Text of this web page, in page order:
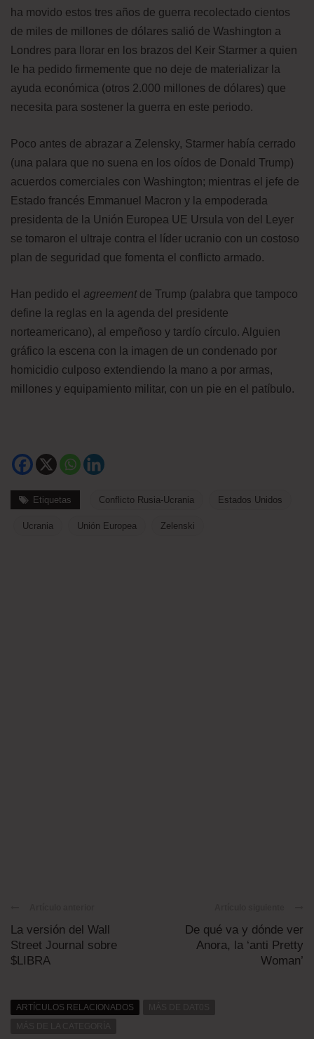
ha movido estos tres años de guerra recolectado cientos
de miles de millones de dólares salió de Washington a
Londres para llorar en los brazos del Keir Starmer a quien
le ha pedido firmemente que no deje de materializar la
ayuda económica (otros 2.000 millones de dólares) que
necesita para sostener la guerra en este periodo.
Poco antes de abrazar a Zelensky, Starmer había cerrado
(una palara que no suena en los oídos de Donald Trump)
acuerdos comerciales con Washington; mientras el jefe de
Estado francés Emmanuel Macron y la empoderada
presidenta de la Unión Europea UE Ursula von del Leyer
se tomaron el ultraje contra el líder ucranio con un costoso
plan de seguridad que fomenta el conflicto armado.
Han pedido el agreement de Trump (palabra que tampoco
define la reglas en la agenda del presidente
norteamericano), al empeñoso y tardío círculo. Alguien
gráfico la escena con la imagen de un condenado por
homicidio culposo extendiendo la mano a por armas,
millones y equipamiento militar, con un pie en el patíbulo.
Etiquetas Conflicto Rusia-Ucrania Estados Unidos
Ucrania Unión Europea Zelenski
La versión del Wall
Street Journal sobre
$LIBRA
De qué va y dónde ver
Anora, la ‘anti Pretty
Woman’
ARTÍCULOS RELACIONADOS